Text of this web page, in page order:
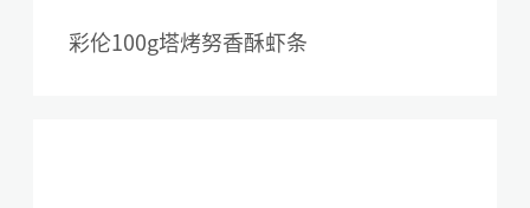
彩伦100g塔烤努香酥虾条